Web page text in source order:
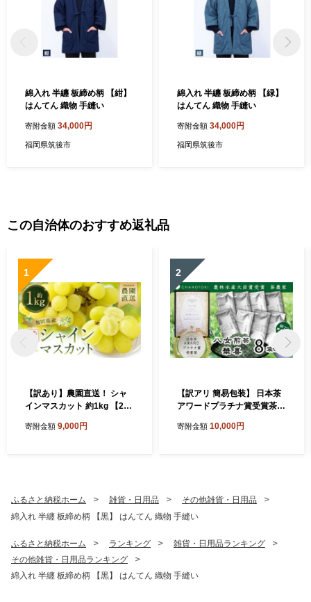
綿入れ 半纏 板締め柄 【紺】
はんてん 織物 手縫い
寄附金額 34,000円
福岡県筑後市
綿入れ 半纏 板締め柄 【緑】
はんてん 織物 手縫い
寄附金額 34,000円
福岡県筑後市
この自治体のおすすめ返礼品
1
【訳あり】農園直送！ シャ
インマスカット 約1kg 【202
送予定】 ぶどう マスカット
寄附金額 9,000円
2
【訳アリ 簡易包装】 日本茶
アワードプラチナ賞受賞茶
「煎茶 華喜 hanayagi」 80g
寄附金額 10,000円
ふるさと納税ホーム 雑貨・日用品
その他雑貨・日用品
綿入れ 半纏 板締め柄 【黒】 はんてん 織物 手縫い
ふるさと納税ホーム ランキング
雑貨・日用品ランキング
その他雑貨・日用品ランキング
綿入れ 半纏 板締め柄 【黒】 はんてん 織物 手縫い